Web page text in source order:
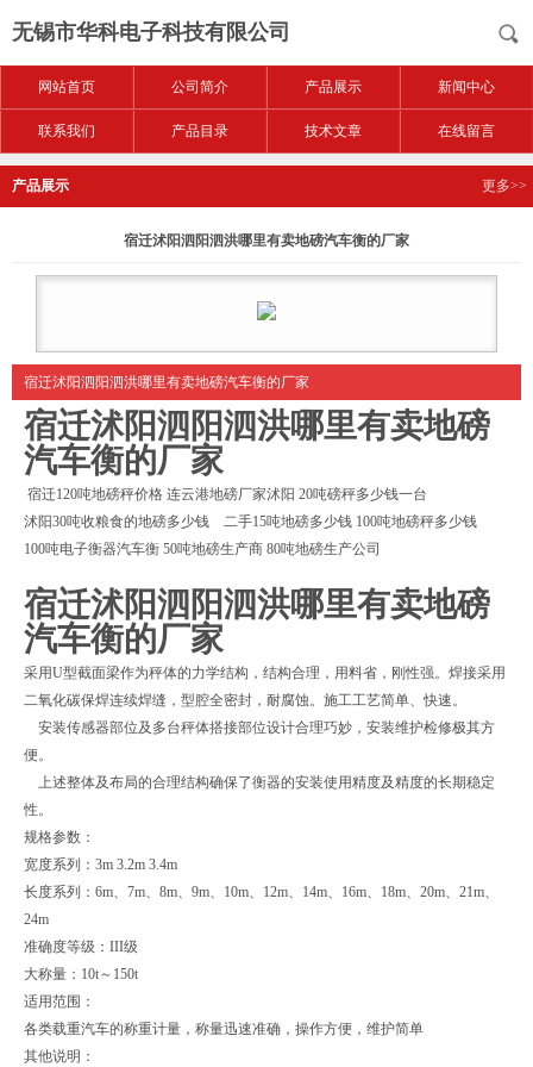
无锡市华科电子科技有限公司
网站首页 公司简介 产品展示 新闻中心
联系我们 产品目录 技术文章 在线留言
产品展示 更多>>
宿迁沭阳泗阳泗洪哪里有卖地磅汽车衡的厂家
宿迁沭阳泗阳泗洪哪里有卖地磅汽车衡的厂家
宿迁沭阳泗阳泗洪哪里有卖地磅
汽车衡的厂家
宿迁120吨地磅秤价格 连云港地磅厂家沭阳 20吨磅秤多少钱一台
沭阳30吨收粮食的地磅多少钱 二手15吨地磅多少钱 100吨地磅秤多少钱
100吨电子衡器汽车衡 50吨地磅生产商 80吨地磅生产公司
宿迁沭阳泗阳泗洪哪里有卖地磅
汽车衡的厂家
采用U型截面梁作为秤体的力学结构，结构合理，用料省，刚性强。焊接采用
二氧化碳保焊连续焊缝，型腔全密封，耐腐蚀。施工工艺简单、快速。
安装传感器部位及多台秤体搭接部位设计合理巧妙，安装维护检修极其方
便。
上述整体及布局的合理结构确保了衡器的安装使用精度及精度的长期稳定
性。
规格参数：
宽度系列：3m 3.2m 3.4m
长度系列：6m、7m、8m、9m、10m、12m、14m、16m、18m、20m、21m、
24m
准确度等级：III级
大称量：10t～150t
适用范围：
各类载重汽车的称重计量，称量迅速准确，操作方便，维护简单
其他说明：